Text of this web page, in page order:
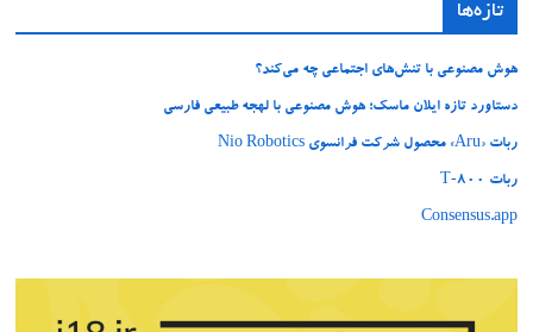
تازه‌ها
هوش مصنوعی با تنش‌های اجتماعی چه می‌کند؟
دستاورد تازه ایلان ماسک؛ هوش مصنوعی با لهجه طبیعی فارسی
ربات «Aru» محصول شرکت فرانسوی Nio Robotics
ربات T‑800
Consensus.app